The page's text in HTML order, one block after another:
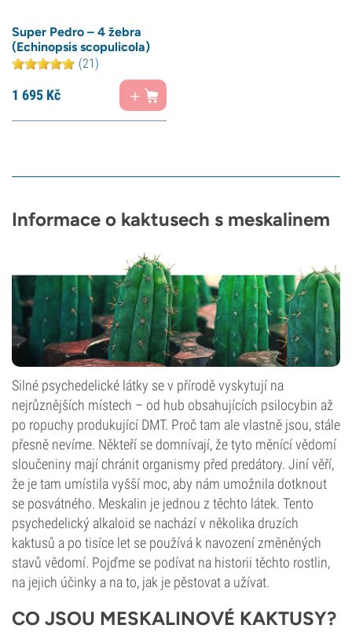
Super Pedro – 4 žebra
(Echinopsis scopulicola)
(21)
1 695 Kč
Informace o kaktusech s meskalinem
Silné psychedelické látky se v přírodě vyskytují na
nejrůznějších místech – od hub obsahujících psilocybin až
po ropuchy produkující DMT. Proč tam ale vlastně jsou, stále
přesně nevíme. Někteří se domnívají, že tyto měnící vědomí
sloučeniny mají chránit organismy před predátory. Jiní věří,
že je tam umístila vyšší moc, aby nám umožnila dotknout
se posvátného. Meskalin je jednou z těchto látek. Tento
psychedelický alkaloid se nachází v několika druzích
kaktusů a po tisíce let se používá k navození změněných
stavů vědomí. Pojďme se podívat na historii těchto rostlin,
na jejich účinky a na to, jak je pěstovat a užívat.
CO JSOU MESKALINOVÉ KAKTUSY?